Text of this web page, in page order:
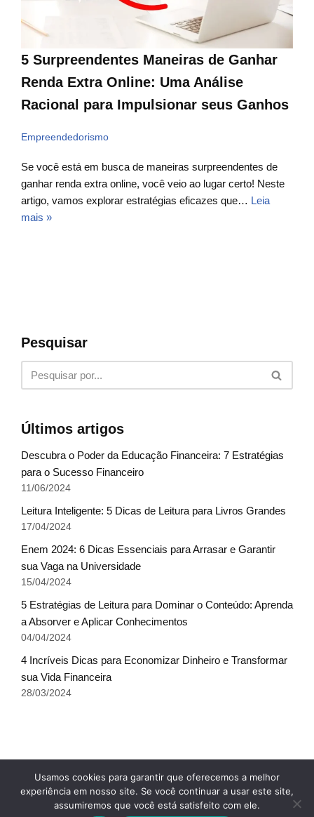
5 Surpreendentes Maneiras de Ganhar
Renda Extra Online: Uma Análise
Racional para Impulsionar seus Ganhos
Empreendedorismo
Se você está em busca de maneiras surpreendentes de
ganhar renda extra online, você veio ao lugar certo! Neste
artigo, vamos explorar estratégias eficazes que… Leia
mais »
Pesquisar
Últimos artigos
Descubra o Poder da Educação Financeira: 7 Estratégias
para o Sucesso Financeiro
11/06/2024
Leitura Inteligente: 5 Dicas de Leitura para Livros Grandes
17/04/2024
Enem 2024: 6 Dicas Essenciais para Arrasar e Garantir
sua Vaga na Universidade
15/04/2024
5 Estratégias de Leitura para Dominar o Conteúdo: Aprenda
a Absorver e Aplicar Conhecimentos
04/04/2024
4 Incríveis Dicas para Economizar Dinheiro e Transformar
sua Vida Financeira
28/03/2024
Fale conosco
Glossário do Sucesso
Política de Privacidade
Sobre Nós Termos de uso
x
Usamos cookies para garantir que oferecemos a melhor
experiência em nosso site. Se você continuar a usar este site,
assumiremos que você está satisfeito com ele.